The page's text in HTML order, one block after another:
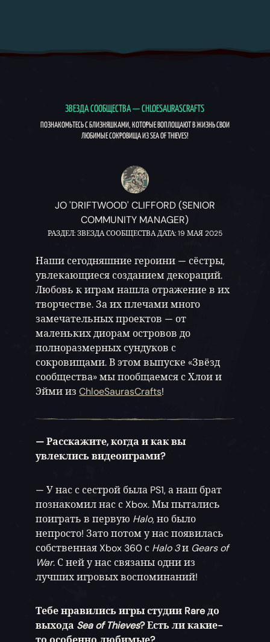
ЗВЕЗДА СООБЩЕСТВА — CHLOESAURASCRAFTS
ПОЗНАКОМЬТЕСЬ С БЛИЗНЯШКАМИ, КОТОРЫЕ ВОПЛОЩАЮТ В ЖИЗНЬ СВОИ
ЛЮБИМЫЕ СОКРОВИЩА ИЗ SEA OF THIEVES!
JO 'DRIFTWOOD' CLIFFORD (SENIOR
COMMUNITY MANAGER)
РАЗДЕЛ: ЗВЕЗДА СООБЩЕСТВА ДАТА: 19 МАЯ 2025
Наши сегодняшние героини — сёстры,
увлекающиеся созданием декораций.
Любовь к играм нашла отражение в их
творчестве. За их плечами много
замечательных проектов — от
маленьких диорам островов до
полноразмерных сундуков с
сокровищами. В этом выпуске «Звёзд
сообщества» мы пообщаемся с Хлои и
Эйми изChloeSaurasCrafts!
— Расскажите, когда и как вы
увлеклись видеоиграми?
— У нас с сестрой была PS1, а наш брат
познакомил нас с Xbox. Мы пытались
поиграть в первую Halo, но было
непросто! Зато потом у нас появилась
собственная Xbox 360 с Halo 3и Gears of
War. С ней у нас связаны одни из
лучших игровых воспоминаний!
Тебе нравились игры студии Rare до
выхода Sea of Thieves? Есть ли какие-